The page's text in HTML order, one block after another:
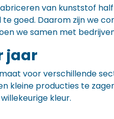
van kunststof
goed. Daarom zijn we
we samen met
jaar
voor verschillende
kleine producties te
kleur.